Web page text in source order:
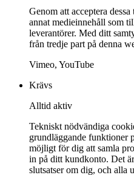
Genom att acceptera
annat medieinnehåll som
leverantörer. Med ditt
från tredje part på denna
Vimeo, YouTube
Krävs
Alltid aktiv
Tekniskt nödvändiga
grundläggande funktioner
möjligt för dig att samla
in på ditt kundkonto. Det
slutsatser om dig, och alla